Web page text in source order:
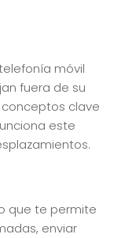
móvil
fuera de su
clave
este
que te permite
enviar